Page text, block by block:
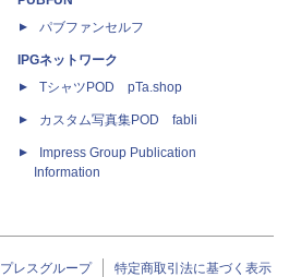
パブファンセルフ
IPGネットワーク
TシャツPOD pTa.shop
カスタム写真集POD fabli
Impress Group Publication
Information
レスグループ 特定商取引法に基づく表示